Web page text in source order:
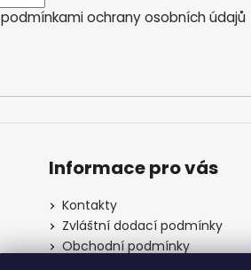
podmínkami ochrany osobních údajů
Informace pro vás
Kontakty
Zvláštní dodací podmínky
Obchodní podmínky